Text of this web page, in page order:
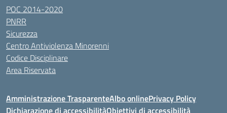
POC 2014-2020
PNRR
Sicurezza
Centro Antiviolenza Minorenni
Codice Disciplinare
Area Riservata
Amministrazione TrasparenteAlbo onlinePrivacy Policy
Dichiarazione di accessibilitàObiettivi di accessibilità